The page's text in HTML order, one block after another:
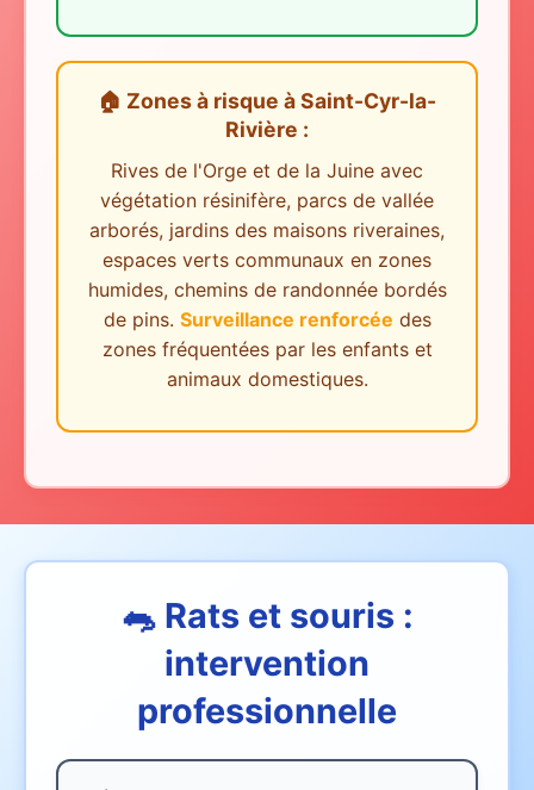
🏠 Zones à risque àSaint-Cyr-la-
Rivière :
Rives de l'Orge et de la Juine avec
végétation résinifère, parcs de vallée
arborés, jardins des maisons riveraines,
espaces verts communaux en zones
humides, chemins de randonnée bordés
de pins. Surveillance renforcée des
zones fréquentées par les enfants et
animaux domestiques.
🐀 Rats et souris :
intervention
professionnelle